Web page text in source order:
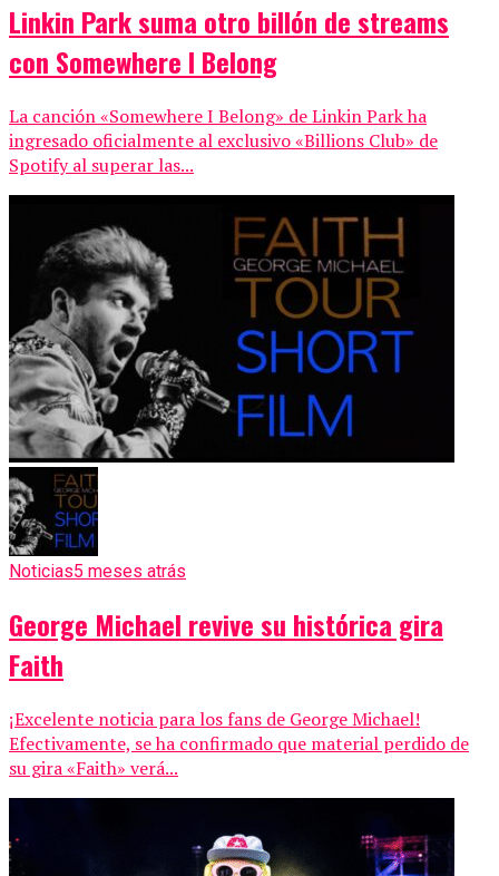
Linkin Park suma otro billón de streams
con Somewhere I Belong
La canción «Somewhere I Belong» de Linkin Park ha
ingresado oficialmente al exclusivo «Billions Club» de
Spotify al superar las...
Noticias5 meses atrás
George Michael revive su histórica gira
Faith
¡Excelente noticia para los fans de George Michael!
Efectivamente, se ha confirmado que material perdido de
su gira «Faith» verá...